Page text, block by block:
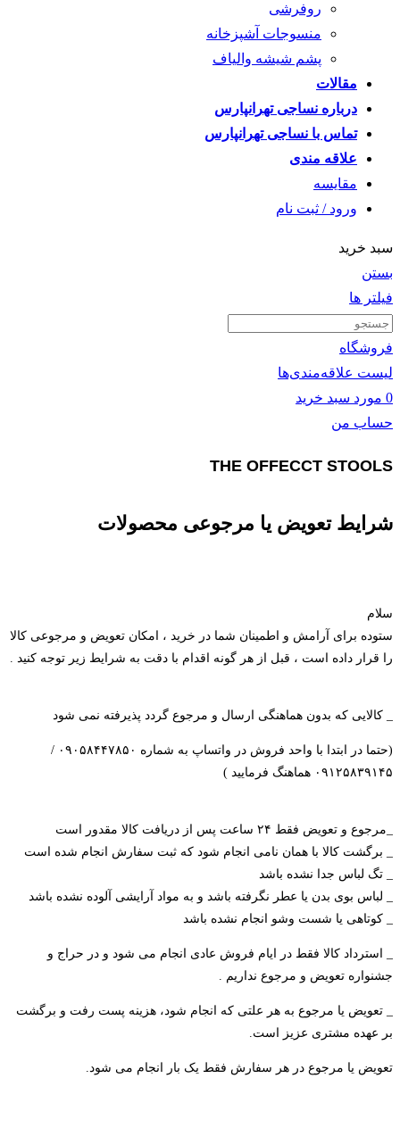
روفرشی
منسوجات آشپزخانه
پشم شیشه والیاف
مقالات
درباره نساجی تهرانپارس
تماس با نساجی تهرانپارس
علاقه مندی
مقايسه
ورود / ثبت نام
سبد خرید
بستن
فیلتر ها
فروشگاه
لیست علاقه‌مندی‌ها
0 مورد سبد خرید
حساب من
THE OFFECCT STOOLS
شرایط تعویض یا مرجوعی محصولات
سلام
ستوده برای آرامش و اطمینان شما در خرید ، امکان تعویض و مرجوعی کالا
را قرار داده است ، قبل از هر گونه اقدام با دقت به شرایط زیر توجه کنید .
_ کالایی که بدون هماهنگی ارسال و مرجوع گردد پذیرفته نمی شود
(حتما در ابتدا با واحد فروش در واتساپ به شماره ۰۹۰۵۸۴۴۷۸۵۰ /
۰۹۱۲۵۸۳۹۱۴۵ هماهنگ فرمایید )
_مرجوع و تعویض فقط ۲۴ ساعت پس از دریافت کالا مقدور است
_ برگشت کالا با همان نامی انجام شود که ثبت سفارش انجام شده است
_ تگ لباس جدا نشده باشد
_ لباس بوی بدن یا عطر نگرفته باشد و به مواد آرایشی آلوده نشده باشد
_ کوتاهی یا شست و‌شو‌ انجام نشده باشد
_ استرداد کالا فقط در ایام فروش عادی انجام می شود و در حراج و
جشنواره تعویض و مرجوع نداریم .
_ تعویض یا مرجوع به هر علتی که انجام شود، هزینه پست رفت و برگشت
بر عهده مشتری عزیز است.
تعویض یا مرجوع در هر سفارش فقط یک بار انجام می شود.